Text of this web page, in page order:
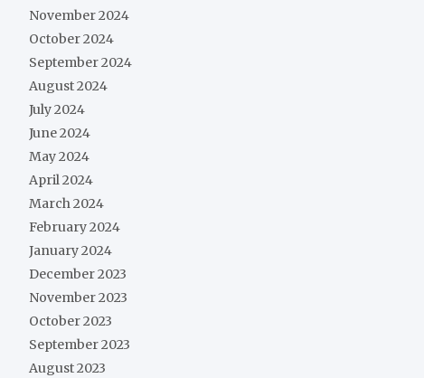
November 2024
October 2024
September 2024
August 2024
July 2024
June 2024
May 2024
April 2024
March 2024
February 2024
January 2024
December 2023
November 2023
October 2023
September 2023
August 2023